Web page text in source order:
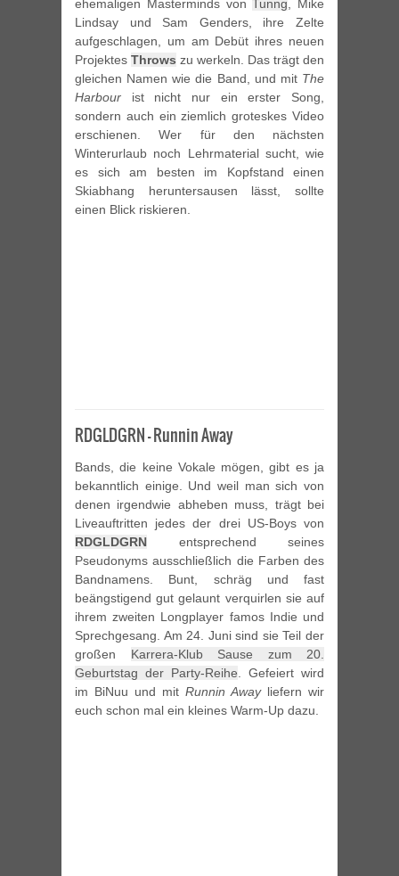
ehemaligen Masterminds von Tunng , Mike
Lindsay und Sam Genders, ihre Zelte
aufgeschlagen, um am Debüt ihres neuen
Projektes Throws zu werkeln. Das trägt den
gleichen Namen wie die Band, und mit The
Harbour ist nicht nur ein erster Song,
sondern auch ein ziemlich groteskes Video
erschienen. Wer für den nächsten
Winterurlaub noch Lehrmaterial sucht, wie
es sich am besten im Kopfstand einen
Skiabhang heruntersausen lässt, sollte
einen Blick riskieren.
RDGLDGRN – Runnin Away
Bands, die keine Vokale mögen, gibt es ja
bekanntlich einige. Und weil man sich von
denen irgendwie abheben muss, trägt bei
Liveauftritten jedes der drei US-Boys von
RDGLDGRN entsprechend seines
Pseudonyms ausschließlich die Farben des
Bandnamens. Bunt, schräg und fast
beängstigend gut gelaunt verquirlen sie auf
ihrem zweiten Longplayer famos Indie und
Sprechgesang. Am 24. Juni sind sie Teil der
großen Karrera-Klub Sause zum 20.
Geburtstag der Party-Reihe . Gefeiert wird
im BiNuu und mit Runnin Awayliefern wir
euch schon mal ein kleines Warm-Up dazu.